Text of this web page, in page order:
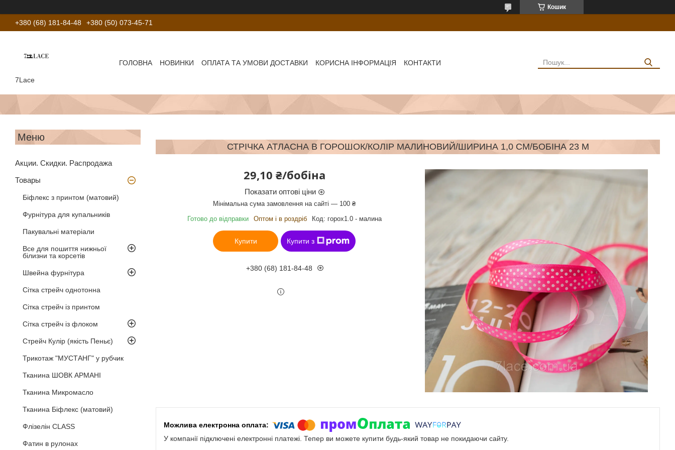
Кошик
+380 (68) 181-84-48 +380 (50) 073-45-71
7Lace
ГОЛОВНА НОВИНКИ ОПЛАТА ТА УМОВИ ДОСТАВКИ КОРИСНА ІНФОРМАЦІЯ КОНТАКТИ
Акции. Скидки. Распродажа
Товары
Біфлекс з принтом (матовий)
Фурнітура для купальників
Пакувальні матеріали
Все для пошиття нижньої
білизни та корсетів
Швейна фурнітура
Сітка стрейч однотонна
Сітка стрейч із принтом
Сітка стрейч із флоком
Стрейч Кулір (якість Пеньє)
Трикотаж "МУСТАНГ" у рубчик
Тканина ШОВК АРМАНІ
Тканина Микромасло
Тканина Біфлекс (матовий)
Флізелін CLASS
Фатин в рулонах
СТРІЧКА АТЛАСНА В ГОРОШОК/КОЛІР МАЛИНОВИЙ/ШИРИНА 1,0 СМ/БОБІНА 23 М
29,10 ₴/бобіна
Показати оптові ціни
Мінімальна сума замовлення на сайті — 100 ₴
Готово до відправки
Оптом і в роздріб Код: горох1.0 - малина
Купити Купити з
+380 (68) 181-84-48
У компанії підключені електронні платежі. Тепер ви можете купити будь-який товар не покидаючи сайту.